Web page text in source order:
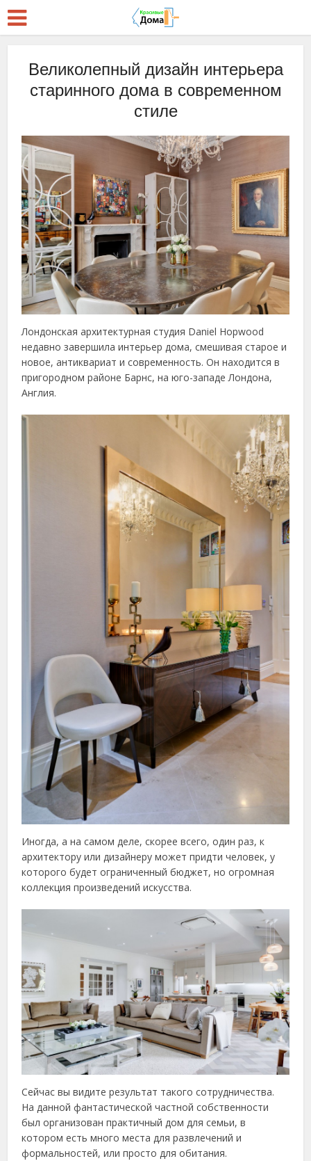
Великолепный дизайн интерьера
старинного дома в современном
стиле
Лондонская архитектурная студия Daniel Hopwood
недавно завершила интерьер дома, смешивая старое и
новое, антиквариат и современность. Он находится в
пригородном районе Барнс, на юго-западе Лондона,
Англия.
Иногда, а на самом деле, скорее всего, один раз, к
архитектору или дизайнеру может придти человек, у
которого будет ограниченный бюджет, но огромная
коллекция произведений искусства.
Сейчас вы видите результат такого сотрудничества.
На данной фантастической частной собственности
был организован практичный дом для семьи, в
котором есть много места для развлечений и
формальностей, или просто для обитания.